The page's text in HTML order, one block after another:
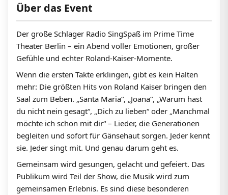
Über das Event
Der große Schlager Radio SingSpaß im Prime Time
Theater Berlin – ein Abend voller Emotionen, großer
Gefühle und echter Roland-Kaiser-Momente.
Wenn die ersten Takte erklingen, gibt es kein Halten
mehr: Die größten Hits von Roland Kaiser bringen den
Saal zum Beben. „Santa Maria“, „Joana“, „Warum hast
du nicht nein gesagt“, „Dich zu lieben“ oder „Manchmal
möchte ich schon mit dir“ – Lieder, die Generationen
begleiten und sofort für Gänsehaut sorgen. Jeder kennt
sie. Jeder singt mit. Und genau darum geht es.
Gemeinsam wird gesungen, gelacht und gefeiert. Das
Publikum wird Teil der Show, die Musik wird zum
gemeinsamen Erlebnis. Es sind diese besonderen